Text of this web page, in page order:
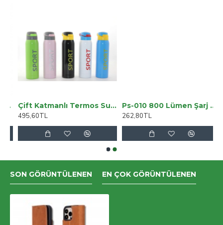
Çift Katmanlı Termos Suluk 500 Ml Alk2300
495,60TL
Ps-010 800 Lümen Şarj Göstergeli Cob Led Usbli Şarjlı Kafa Lambası
262,80TL
SON GÖRÜNTÜLENEN EN ÇOK GÖRÜNTÜLENEN